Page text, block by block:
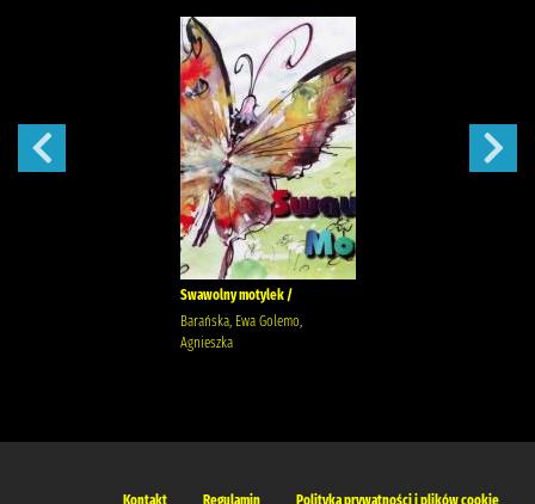
Swawolny motylek /
Barańska, Ewa Golemo,
Agnieszka
Kontakt Regulamin Polityka prywatności i plików cookie